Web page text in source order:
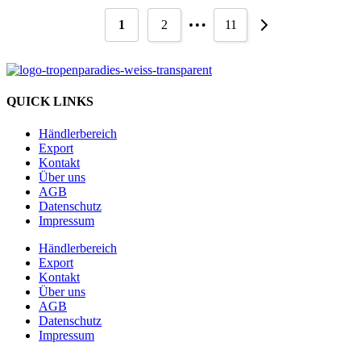
1 2 … 11
QUICK LINKS
Händlerbereich
Export
Kontakt
Über uns
AGB
Datenschutz
Impressum
Händlerbereich
Export
Kontakt
Über uns
AGB
Datenschutz
Impressum